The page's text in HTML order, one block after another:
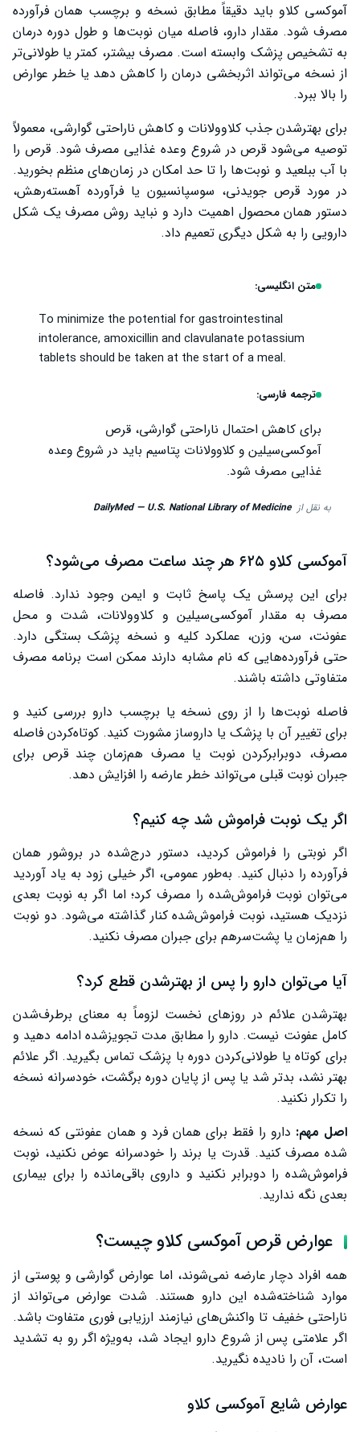
آموکسی کلاو باید دقیقاً مطابق نسخه و برچسب همان فرآورده
مصرف شود. مقدار دارو، فاصله میان نوبت‌ها و طول دوره درمان
به تشخیص پزشک وابسته است. مصرف بیشتر، کمتر یا طولانی‌تر
از نسخه می‌تواند اثربخشی درمان را کاهش دهد یا خطر عوارض
را بالا ببرد.
برای بهترشدن جذب کلاوولانات و کاهش ناراحتی گوارشی، معمولاً
توصیه می‌شود قرص در شروع وعده غذایی مصرف شود. قرص را
با آب ببلعید و نوبت‌ها را تا حد امکان در زمان‌های منظم بخورید.
در مورد قرص جویدنی، سوسپانسیون یا فرآورده آهسته‌رهش،
دستور همان محصول اهمیت دارد و نباید روش مصرف یک شکل
دارویی را به شکل دیگری تعمیم داد.
متن انگلیسی:
To minimize the potential for gastrointestinal
intolerance, amoxicillin and clavulanate potassium
tablets should be taken at the start of a meal.
ترجمه فارسی:
برای کاهش احتمال ناراحتی گوارشی، قرص
آموکسی‌سیلین و کلاوولانات پتاسیم باید در شروع وعده
غذایی مصرف شود.
به نقل از DailyMed — U.S. National Library of Medicine
آموکسی کلاو ۶۲۵ هر چند ساعت مصرف می‌شود؟
برای این پرسش یک پاسخ ثابت و ایمن وجود ندارد. فاصله
مصرف به مقدار آموکسی‌سیلین و کلاوولانات، شدت و محل
عفونت، سن، وزن، عملکرد کلیه و نسخه پزشک بستگی دارد.
حتی فرآورده‌هایی که نام مشابه دارند ممکن است برنامه مصرف
متفاوتی داشته باشند.
فاصله نوبت‌ها را از روی نسخه یا برچسب دارو بررسی کنید و
برای تغییر آن با پزشک یا داروساز مشورت کنید. کوتاه‌کردن فاصله
مصرف، دوبرابرکردن نوبت یا مصرف هم‌زمان چند قرص برای
جبران نوبت قبلی می‌تواند خطر عارضه را افزایش دهد.
اگر یک نوبت فراموش شد چه کنیم؟
اگر نوبتی را فراموش کردید، دستور درج‌شده در بروشور همان
فرآورده را دنبال کنید. به‌طور عمومی، اگر خیلی زود به یاد آوردید
می‌توان نوبت فراموش‌شده را مصرف کرد؛ اما اگر به نوبت بعدی
نزدیک هستید، نوبت فراموش‌شده کنار گذاشته می‌شود. دو نوبت
را هم‌زمان یا پشت‌سرهم برای جبران مصرف نکنید.
آیا می‌توان دارو را پس از بهترشدن قطع کرد؟
بهترشدن علائم در روزهای نخست لزوماً به معنای برطرف‌شدن
کامل عفونت نیست. دارو را مطابق مدت تجویزشده ادامه دهید و
برای کوتاه یا طولانی‌کردن دوره با پزشک تماس بگیرید. اگر علائم
بهتر نشد، بدتر شد یا پس از پایان دوره برگشت، خودسرانه نسخه
را تکرار نکنید.
اصل مهم: دارو را فقط برای همان فرد و همان عفونتی که نسخه
شده مصرف کنید. قدرت یا برند را خودسرانه عوض نکنید، نوبت
فراموش‌شده را دوبرابر نکنید و داروی باقی‌مانده را برای بیماری
بعدی نگه ندارید.
عوارض قرص آموکسی کلاو چیست؟
همه افراد دچار عارضه نمی‌شوند، اما عوارض گوارشی و پوستی از
موارد شناخته‌شده این دارو هستند. شدت عوارض می‌تواند از
ناراحتی خفیف تا واکنش‌های نیازمند ارزیابی فوری متفاوت باشد.
اگر علامتی پس از شروع دارو ایجاد شد، به‌ویژه اگر رو به تشدید
است، آن را نادیده نگیرید.
عوارض شایع آموکسی کلاو